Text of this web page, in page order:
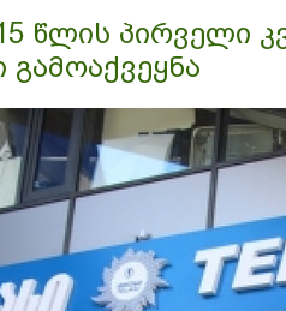
წლის პირველი
გამოაქვეყნა